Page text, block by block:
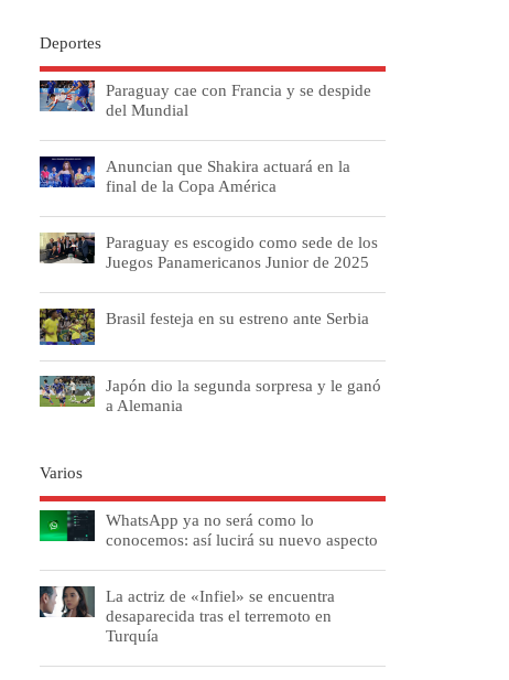
Deportes
Paraguay cae con Francia y se despide
del Mundial
Anuncian que Shakira actuará en la
final de la Copa América
Paraguay es escogido como sede de los
Juegos Panamericanos Junior de 2025
Brasil festeja en su estreno ante Serbia
Japón dio la segunda sorpresa y le ganó
a Alemania
Varios
WhatsApp ya no será como lo
conocemos: así lucirá su nuevo aspecto
La actriz de «Infiel» se encuentra
desaparecida tras el terremoto en
Turquía